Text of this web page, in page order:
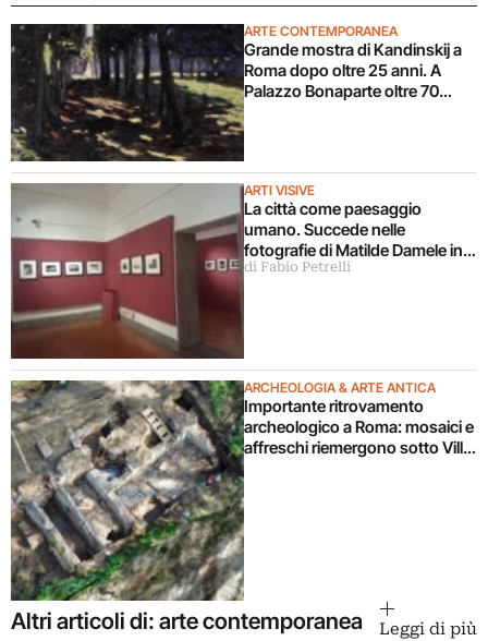
ARTE CONTEMPORANEA
Grande mostra di Kandinskij a
Roma dopo oltre 25 anni. A
Palazzo Bonaparte oltre 70
ARTI VISIVE
La città come paesaggio
umano. Succede nelle
fotografie di Matilde Damele in
mostra a Roma
di Fabio Petrelli
ARCHEOLOGIA & ARTE ANTICA
Importante ritrovamento
archeologico a Roma: mosaici e
affreschi riemergono sotto Villa
Altri articoli di: arte contemporanea Leggi di più